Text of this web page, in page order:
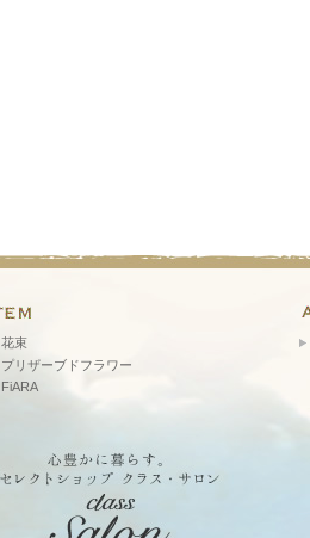
花束
プリザーブドフラワー
FiARA